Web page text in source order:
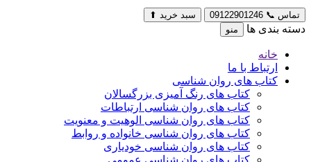
تماس 📞
09122901246 سبد خرید ⬆
دسته بندی ها منو
خانه
ارتباط با ما
کتاب های روان شناسی
کتاب های رنگ آمیزی بزرگسالان
کتاب های روان شناسی ارتباطات
کتاب های روان شناسی الوهیت و معنویت
کتاب های روان شناسی خانواده و روابط
کتاب های روان شناسی خودیاری
کتاب های روان شناسی عمومی